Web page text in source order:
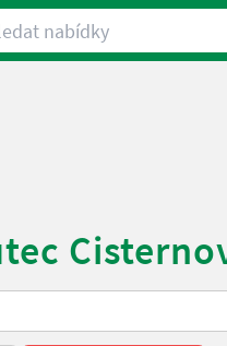
nabídky